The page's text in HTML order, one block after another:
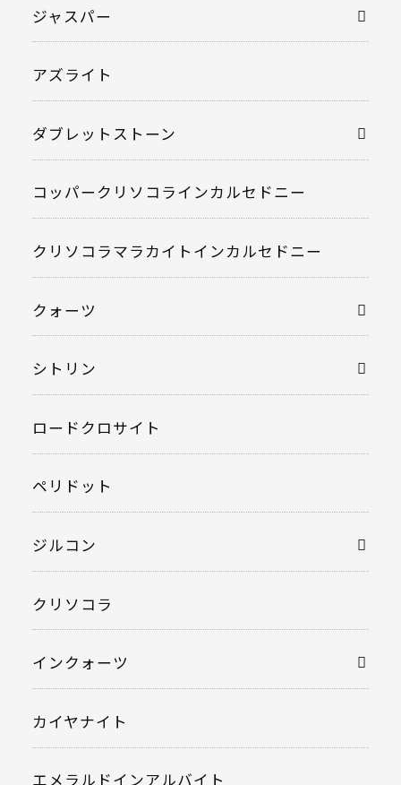
ジャスパー
アズライト
ダブレットストーン
コッパークリソコラインカルセドニー
クリソコラマラカイトインカルセドニー
クォーツ
シトリン
ロードクロサイト
ペリドット
ジルコン
クリソコラ
インクォーツ
カイヤナイト
エメラルドインアルバイト